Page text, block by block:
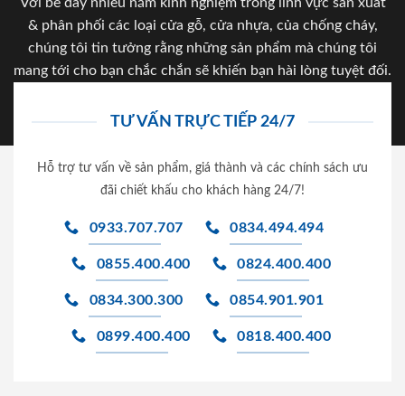
Với bề dày nhiều năm kinh nghiệm trong lĩnh vực sản xuất
& phân phối các loại cửa gỗ, cửa nhựa, của chống cháy,
chúng tôi tin tưởng rằng những sản phẩm mà chúng tôi
mang tới cho bạn chắc chắn sẽ khiến bạn hài lòng tuyệt đối.
TƯ VẤN TRỰC TIẾP 24/7
Hỗ trợ tư vấn về sản phẩm, giá thành và các chính sách ưu
đãi chiết khấu cho khách hàng 24/7!
0933.707.707 0834.494.494
0855.400.400 0824.400.400
0834.300.300 0854.901.901
0899.400.400 0818.400.400